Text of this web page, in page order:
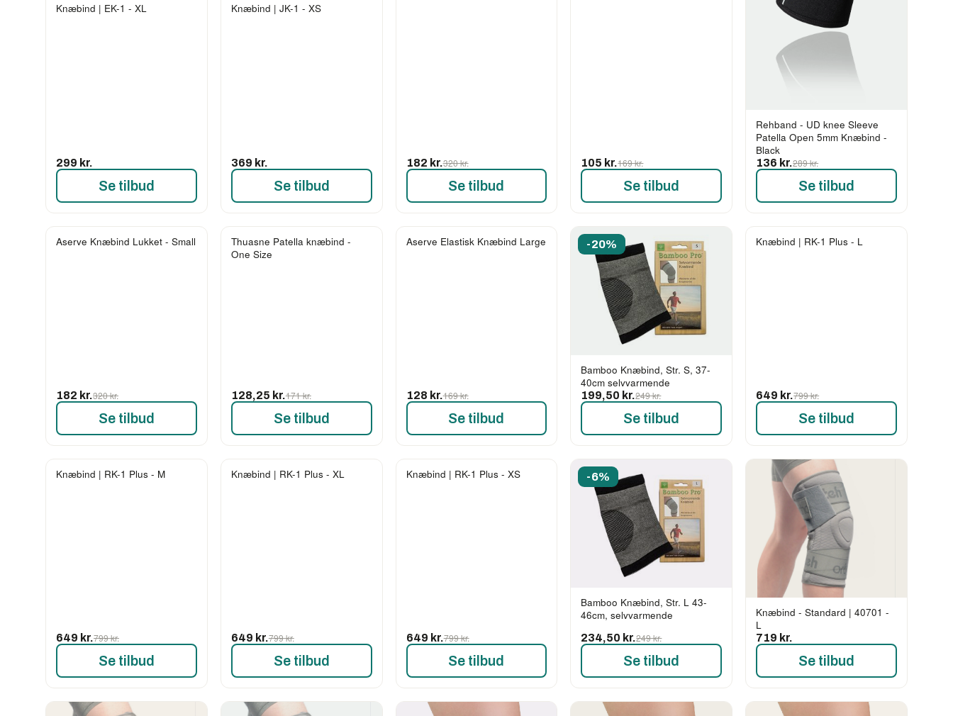
Knæbind | EK-1 - XL
299 kr.
Se tilbud
Knæbind | JK-1 - XS
369 kr.
Se tilbud
182 kr.320 kr.
Se tilbud
105 kr.169 kr.
Se tilbud
Rehband - UD knee Sleeve
Patella Open 5mm Knæbind -
Black
136 kr.289 kr.
Se tilbud
-43%
Aserve Knæbind Lukket - Small
182 kr.320 kr.
Se tilbud
-25%
Thuasne Patella knæbind -
One Size
128,25 kr.171 kr.
Se tilbud
-24%
Aserve Elastisk Knæbind Large
128 kr.169 kr.
Se tilbud
-20%
Bamboo Knæbind, Str. S, 37-
40cm selvvarmende
199,50 kr.249 kr.
Se tilbud
-19%
Knæbind | RK-1 Plus - L
649 kr.799 kr.
Se tilbud
-19%
Knæbind | RK-1 Plus - M
649 kr.799 kr.
Se tilbud
-19%
Knæbind | RK-1 Plus - XL
649 kr.799 kr.
Se tilbud
-19%
Knæbind | RK-1 Plus - XS
649 kr.799 kr.
Se tilbud
-6%
Bamboo Knæbind, Str. L 43-
46cm, selvvarmende
234,50 kr.249 kr.
Se tilbud
Knæbind - Standard | 40701 -
L
719 kr.
Se tilbud